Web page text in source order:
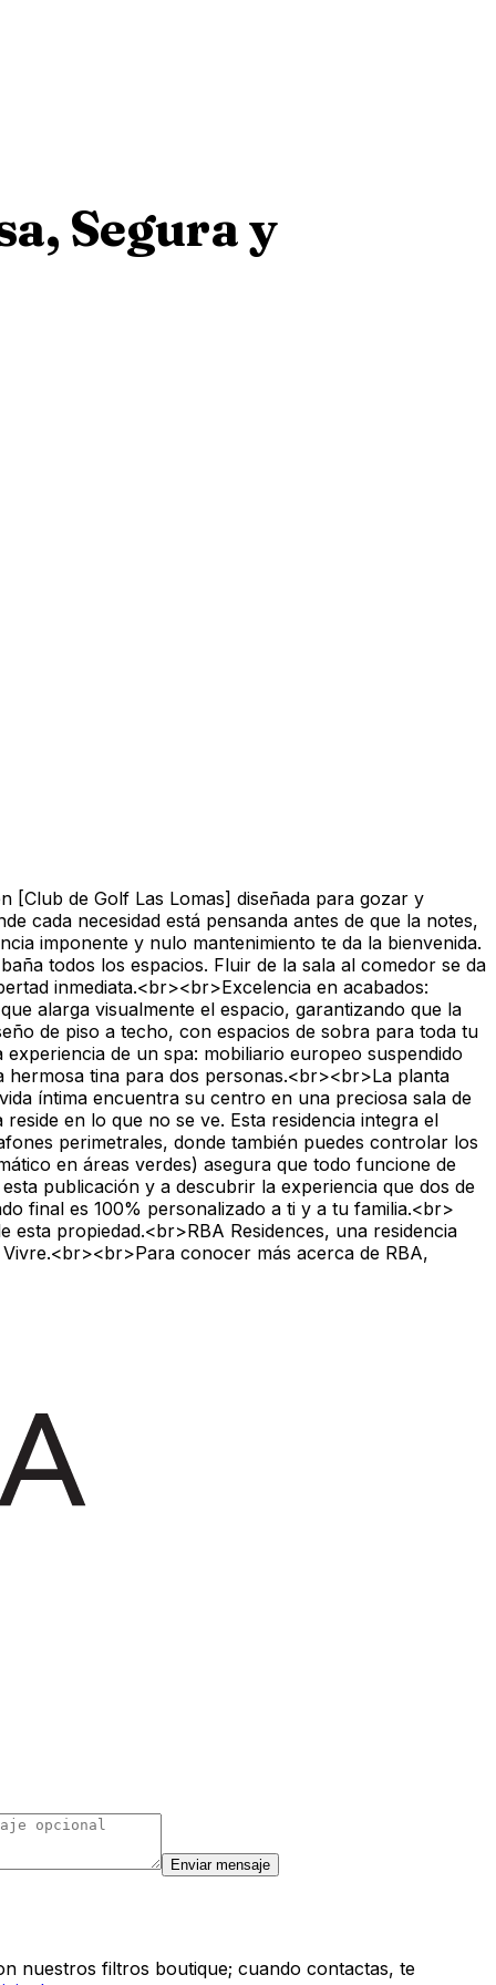
Segura y
[Club de Golf Las Lomas] diseñada para gozar y
cada necesidad está pensanda antes de que la notes,
imponente y nulo mantenimiento te da la bienvenida.
todos los espacios. Fluir de la sala al comedor se da
inmediata.<br><br>Excelencia en acabados:
alarga visualmente el espacio, garantizando que la
de piso a techo, con espacios de sobra para toda tu
de un spa: mobiliario europeo suspendido
hermosa tina para dos personas.<br><br>La planta
íntima encuentra su centro en una preciosa sala de
en lo que no se ve. Esta residencia integra el
perimetrales, donde también puedes controlar los
en áreas verdes) asegura que todo funcione de
publicación y a descubrir la experiencia que dos de
final es 100% personalizado a ti y a tu familia.<br>
propiedad.<br>RBA Residences, una residencia
conocer más acerca de RBA,
Enviar mensaje
nuestros filtros boutique; cuando contactas, te